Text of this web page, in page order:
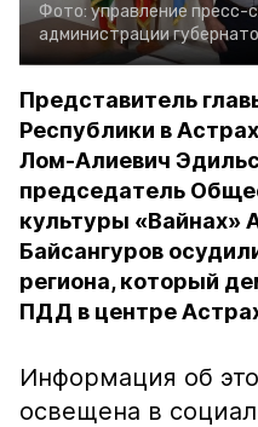
Фото: управление
администрации
Представитель
Республики в
Лом-Алиевич
председатель
культуры «Вайнах»
Байсангуров
региона, который
ПДД в центре
Информация об
освещена в